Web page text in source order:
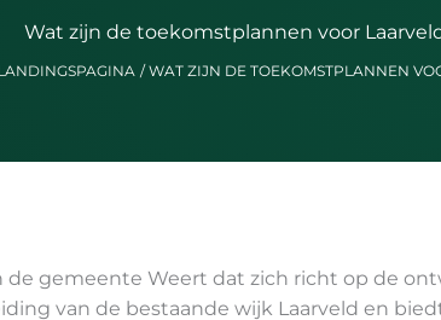
Wat zijn de toekomstplannen voor
WAT ZIJN DE TOEKOMSTPLANNEN
de gemeente Weert dat zich richt op de
van de bestaande wijk Laarveld en